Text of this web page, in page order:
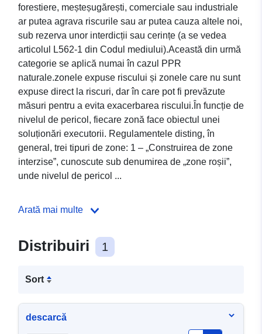
forestiere, meșteșugărești, comerciale sau industriale
ar putea agrava riscurile sau ar putea cauza altele noi,
sub rezerva unor interdicții sau cerințe (a se vedea
articolul L562-1 din Codul mediului).Această din urmă
categorie se aplică numai în cazul PPR
naturale.zonele expuse riscului și zonele care nu sunt
expuse direct la riscuri, dar în care pot fi prevăzute
măsuri pentru a evita exacerbarea riscului.În funcție de
nivelul de pericol, fiecare zonă face obiectul unei
soluționări executorii. Regulamentele disting, în
general, trei tipuri de zone: 1 – „Construirea de zone
interzise”, cunoscute sub denumirea de „zone roșii”,
unde nivelul de pericol ...
Arată mai multe
Distribuiri 1
Sort
descarcă